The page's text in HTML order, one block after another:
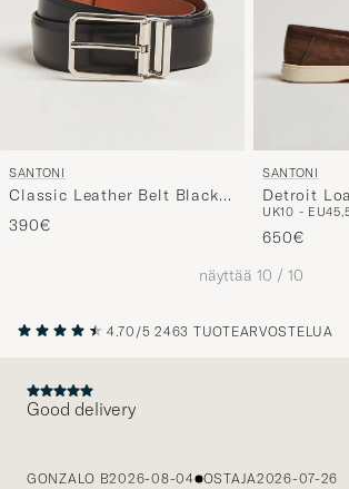
SANTONI
Classic Leather Belt Black
Calf
390€
SANTONI
Detroit
UK10 -
650€
näyttää 10 / 10
4.70/5 2463 TUOTEARVOSTELUA
Good delivery
GONZALO B2026-08-04 OSTAJA2026-07-26